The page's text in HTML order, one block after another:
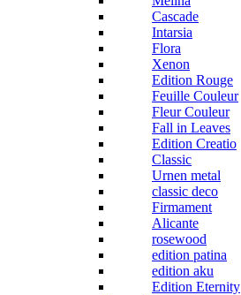
Cascade
Intarsia
Flora
Xenon
Edition Rouge
Feuille Couleur
Fleur Couleur
Fall in Leaves
Edition Creatio
Classic
Urnen metal
classic deco
Firmament
Alicante
rosewood
edition patina
edition aku
Edition Eternity